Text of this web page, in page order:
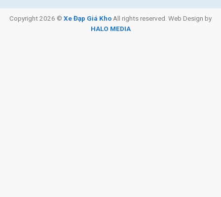
Copyright 2026 © Xe Đạp Giá Kho All rights reserved. Web Design by
HALO MEDIA